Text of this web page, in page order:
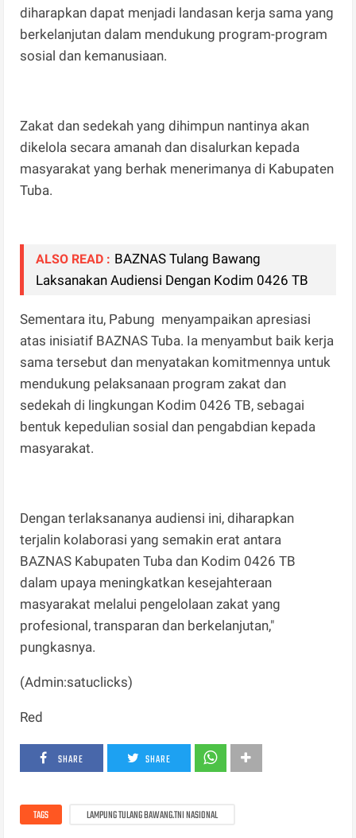
diharapkan dapat menjadi landasan kerja sama yang
berkelanjutan dalam mendukung program-program
sosial dan kemanusiaan.
Zakat dan sedekah yang dihimpun nantinya akan
dikelola secara amanah dan disalurkan kepada
masyarakat yang berhak menerimanya di Kabupaten
Tuba.
ALSO READ : BAZNAS Tulang Bawang
Laksanakan Audiensi Dengan Kodim 0426 TB
Sementara itu, Pabung menyampaikan apresiasi
atas inisiatif BAZNAS Tuba. Ia menyambut baik kerja
sama tersebut dan menyatakan komitmennya untuk
mendukung pelaksanaan program zakat dan
sedekah di lingkungan Kodim 0426 TB, sebagai
bentuk kepedulian sosial dan pengabdian kepada
masyarakat.
Dengan terlaksananya audiensi ini, diharapkan
terjalin kolaborasi yang semakin erat antara
BAZNAS Kabupaten Tuba dan Kodim 0426 TB
dalam upaya meningkatkan kesejahteraan
masyarakat melalui pengelolaan zakat yang
profesional, transparan dan berkelanjutan,"
pungkasnya.
(Admin:satuclicks)
Red
SHARE SHARE
TAGS LAMPUNG TULANG BAWANG.TNI NASIONAL